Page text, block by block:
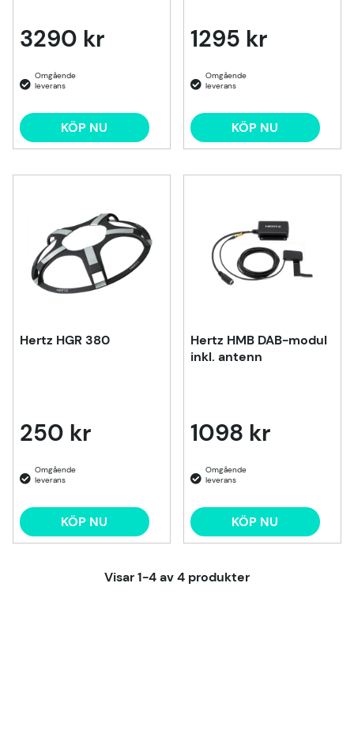
3290 kr
KÖP NU
1295 kr
KÖP NU
Hertz HGR 380
250 kr
KÖP NU
Hertz HMB DAB-modul
inkl. antenn
1098 kr
KÖP NU
Visar1-4av4 produkter